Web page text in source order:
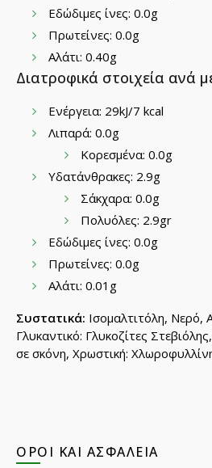
Εδώδιμες ίνες: 0.0g
Πρωτείνες: 0.0g
Αλάτι: 0.40g
Διατροφικά στοιχεία ανά
Ενέργεια: 29kJ/7 kcal
Λιπαρά: 0.0g
Κορεσμένα: 0.0g
Υδατάνθρακες: 2.9g
Σάκχαρα: 0.0g
Πολυόλες: 2.9gr
Εδώδιμες ίνες: 0.0g
Πρωτείνες: 0.0g
Αλάτι: 0.01g
Συστατικά: Ισομαλτιτόλη, Νερό,
Γλυκαντικό: Γλυκοζίτες
σε σκόνη, Χρωστική:
ΌΡΟΙ ΚΑΙ ΑΣΦΆΛΕΙΑ